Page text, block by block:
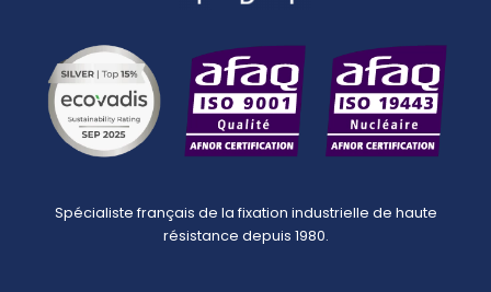
Spécialiste français de la fixation industrielle de haute
résistance depuis 1980.